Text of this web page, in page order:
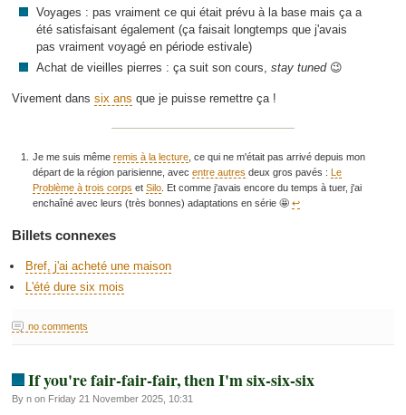
Voyages : pas vraiment ce qui était prévu à la base mais ça a
été satisfaisant également (ça faisait longtemps que j'avais
pas vraiment voyagé en période estivale)
Achat de vieilles pierres : ça suit son cours,stay tuned😉
Vivement dans six ans que je puisse remettre ça !
Je me suis mêmeremis à la lecture , ce qui ne m'était pas arrivé depuis mon
départ de la région parisienne, avecentre autres deux gros pavés :
Le
Problème à trois corps etSilo . Et comme j'avais encore du temps à tuer, j'ai
enchaîné avec leurs (très bonnes) adaptations en série 🤩↩︎
Billets connexes
Bref, j'ai acheté une maison
L'été dure six mois
no comments
If you're fair-fair-fair, then I'm six-six-six
By n on Friday 21 November 2025, 10:31